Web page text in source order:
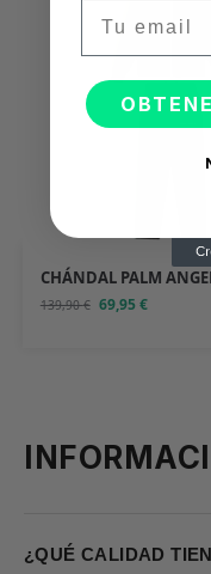
CHÁNDAL PALM
139,90€ 69,95€
¿QUÉ CALIDAD